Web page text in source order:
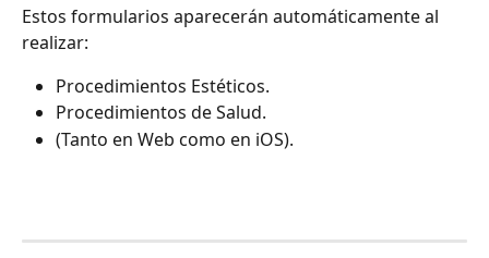
Estos formularios aparecerán automáticamente al
realizar:
Procedimientos Estéticos.
Procedimientos de Salud.
(Tanto en Web como en iOS).